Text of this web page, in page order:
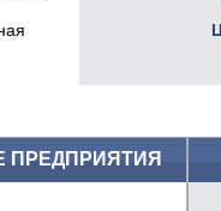
ПРЕДПРИЯТИЯ